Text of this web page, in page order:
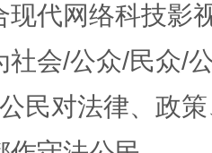
术幻境
现代网络科技影
社会/公众/民众/
民对法律、政